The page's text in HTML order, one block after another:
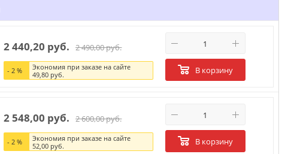
2 440,20 руб. 2 490,00 руб.
- 2%
Экономия при заказе на сайте
49,80 руб.
В корзину
2 548,00 руб. 2 600,00 руб.
- 2%
Экономия при заказе на сайте
52,00 руб.
В корзину